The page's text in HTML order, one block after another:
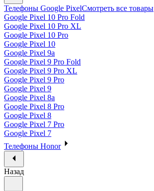
Телефоны Google PixelСмотреть все товары
Google Pixel 10 Pro Fold
Google Pixel 10 Pro XL
Google Pixel 10 Pro
Google Pixel 10
Google Pixel 9a
Google Pixel 9 Pro Fold
Google Pixel 9 Pro XL
Google Pixel 9 Pro
Google Pixel 9
Google Pixel 8a
Google Pixel 8 Pro
Google Pixel 8
Google Pixel 7 Pro
Google Pixel 7
Телефоны Honor
Назад